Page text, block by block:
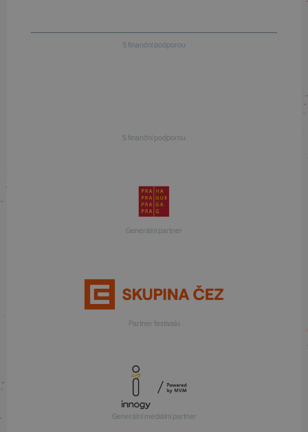
S finanční podporou
S finanční podporou
Generální partner
Partner festivalu
Generální mediální partner